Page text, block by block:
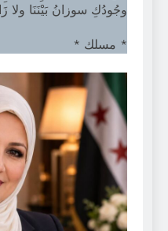
وجُودُكِ سوزانُ بَيْنَنَا ولا
* مسلك *